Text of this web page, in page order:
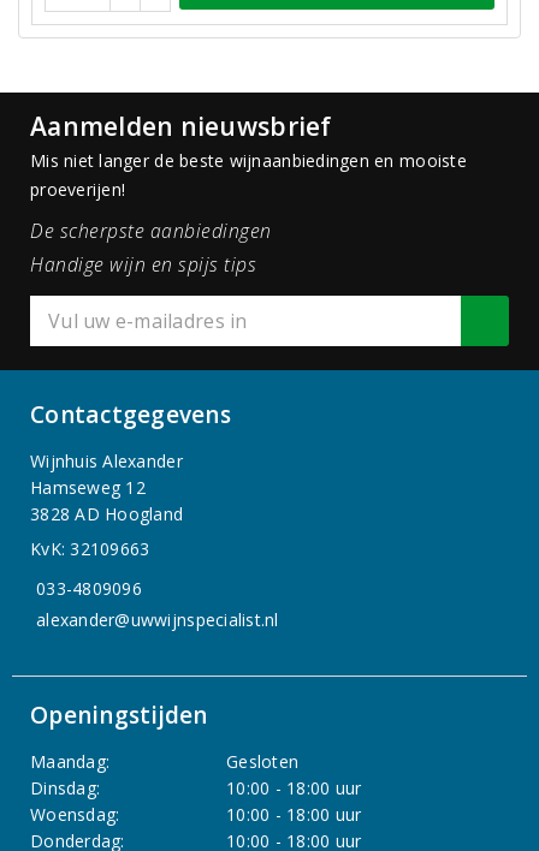
Aanmelden nieuwsbrief
Mis niet langer de beste wijnaanbiedingen en mooiste
proeverijen!
De scherpste aanbiedingen
Handige wijn en spijs tips
Contactgegevens
Wijnhuis Alexander
Hamseweg 12
3828 AD Hoogland
KvK: 32109663
033-4809096
alexander@uwwijnspecialist.nl
Openingstijden
Maandag:
Gesloten
Dinsdag:
10:00 - 18:00 uur
Woensdag:
10:00 - 18:00 uur
Donderdag:
10:00 - 18:00 uur